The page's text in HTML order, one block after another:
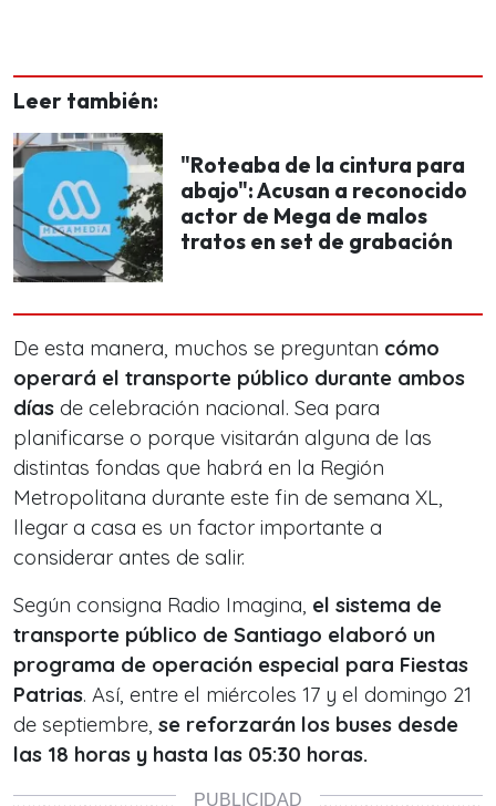
Leer también:
"Roteaba de la cintura para
abajo": Acusan a reconocido
actor de Mega de malos
tratos en set de grabación
De esta manera, muchos se preguntan cómo
operará el transporte público durante ambos
días de celebración nacional. Sea para
planificarse o porque visitarán alguna de las
distintas fondas que habrá en la Región
Metropolitana durante este fin de semana XL,
llegar a casa es un factor importante a
considerar antes de salir.
Según consigna Radio Imagina, el sistema de
transporte público de Santiago elaboró un
programa de operación especial para Fiestas
Patrias. Así, entre el miércoles 17 y el domingo 21
de septiembre, se reforzarán los buses desde
las 18 horas y hasta las 05:30 horas.